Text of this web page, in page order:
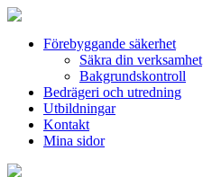
Förebyggande säkerhet
Säkra din verksamhet
Bakgrundskontroll
Bedrägeri och utredning
Utbildningar
Kontakt
Mina sidor